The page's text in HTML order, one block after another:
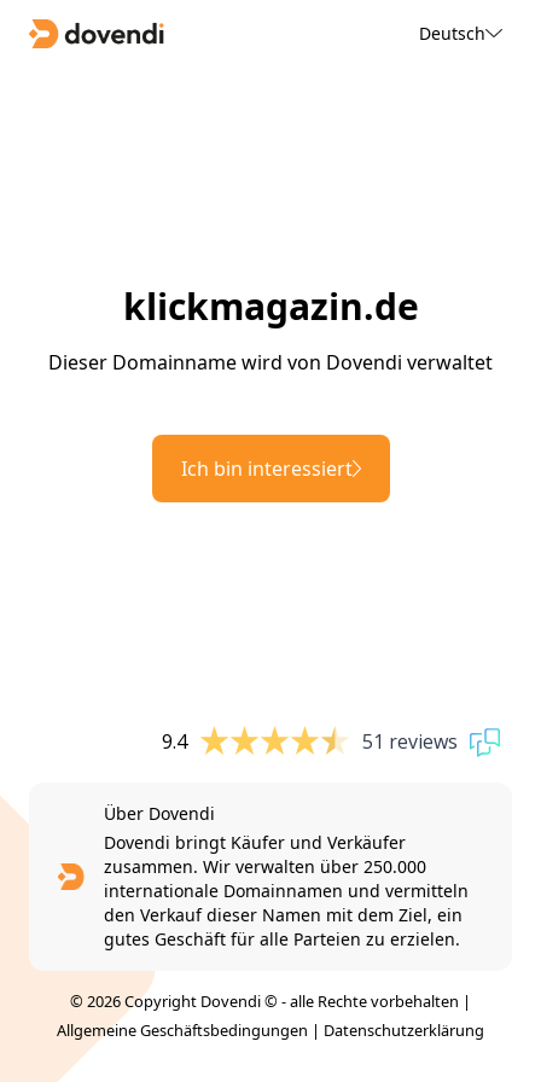
Deutsch
klickmagazin.de
Dieser Domainname wird von Dovendi verwaltet
Ich bin interessiert
9.4 51 reviews
Über Dovendi
Dovendi bringt Käufer und Verkäufer
zusammen. Wir verwalten über 250.000
internationale Domainnamen und vermitteln
den Verkauf dieser Namen mit dem Ziel, ein
gutes Geschäft für alle Parteien zu erzielen.
© 2026 Copyright Dovendi © - alle Rechte vorbehalten |
Allgemeine Geschäftsbedingungen | Datenschutzerklärung